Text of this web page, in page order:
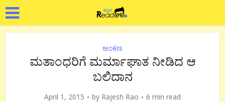
ಅಂಕಣ
ಮತಾಂಧರಿಗೆ ಮರ್ಮಾಘಾತ ನೀಡಿದ ಆ
ಬಲಿದಾನ
April 1, 2015 by Rajesh Rao 6 min read